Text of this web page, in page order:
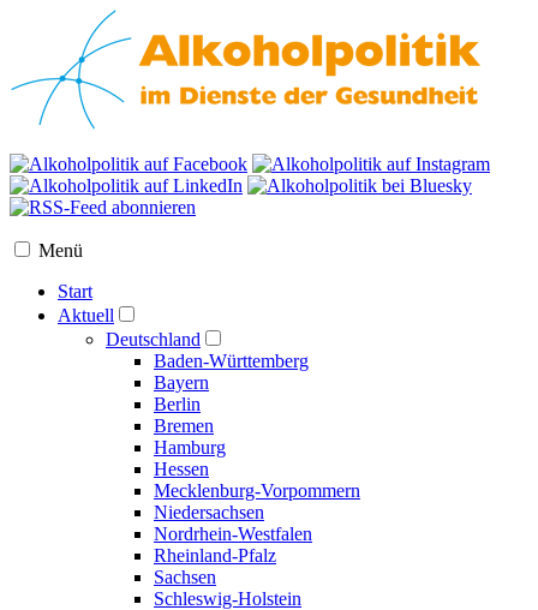
Menü
Start
Aktuell
Deutschland
Baden-Württemberg
Bayern
Berlin
Bremen
Hamburg
Hessen
Mecklenburg-Vorpommern
Niedersachsen
Nordrhein-Westfalen
Rheinland-Pfalz
Sachsen
Schleswig-Holstein